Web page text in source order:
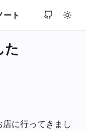
ート
た
店に行ってきまし